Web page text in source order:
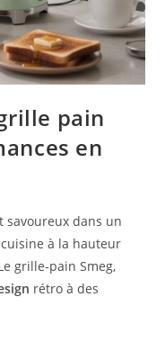
pain
en
dans un
à la hauteur
grille-pain Smeg,
rétro à des